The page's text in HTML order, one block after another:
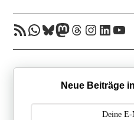
RSS-FeedWhatsApp
Bluesky
Mastodon
Threads
Neue Beiträge